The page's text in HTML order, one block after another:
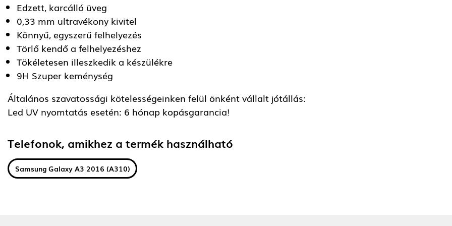
Edzett, karcálló üveg
0,33 mm ultravékony kivitel
Könnyű, egyszerű felhelyezés
Törlő kendő a felhelyezéshez
Tökéletesen illeszkedik a készülékre
9H Szuper keménység
Általános szavatossági kötelességeinken felül önként vállalt jótállás:
Led UV nyomtatás esetén: 6 hónap kopásgarancia!
Telefonok, amikhez a termék használható
Samsung Galaxy A3 2016 (A310)